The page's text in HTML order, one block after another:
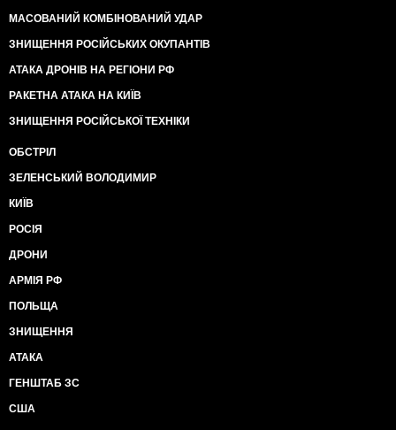
МАСОВАНИЙ КОМБІНОВАНИЙ УДАР
ЗНИЩЕННЯ РОСІЙСЬКИХ ОКУПАНТІВ
АТАКА ДРОНІВ НА РЕГІОНИ РФ
РАКЕТНА АТАКА НА КИЇВ
ЗНИЩЕННЯ РОСІЙСЬКОЇ ТЕХНІКИ
ОБСТРІЛ
ЗЕЛЕНСЬКИЙ ВОЛОДИМИР
КИЇВ
РОСІЯ
ДРОНИ
АРМІЯ РФ
ПОЛЬЩА
ЗНИЩЕННЯ
АТАКА
ГЕНШТАБ ЗС
США